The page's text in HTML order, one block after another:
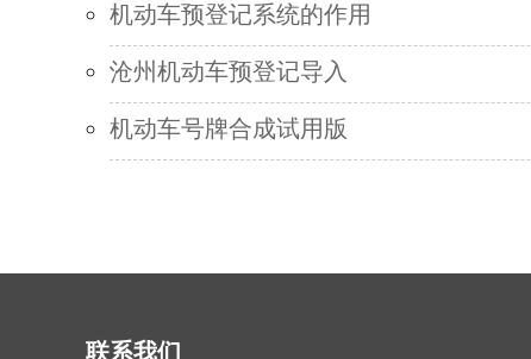
机动车预登记系统的作用
沧州机动车预登记导入
机动车号牌合成试用版
联系我们